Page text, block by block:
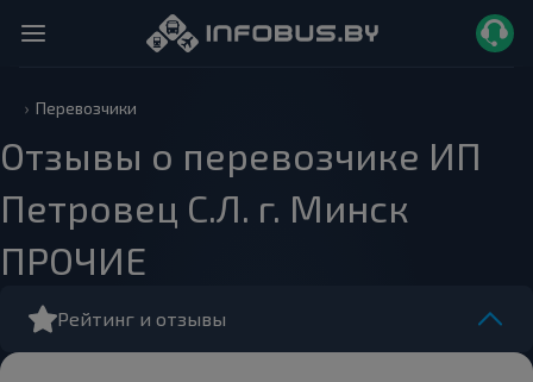
Перевозчики
Отзывы о перевозчике ИП
Петровец С.Л. г. Минск
ПРОЧИЕ
Рейтинг и отзывы